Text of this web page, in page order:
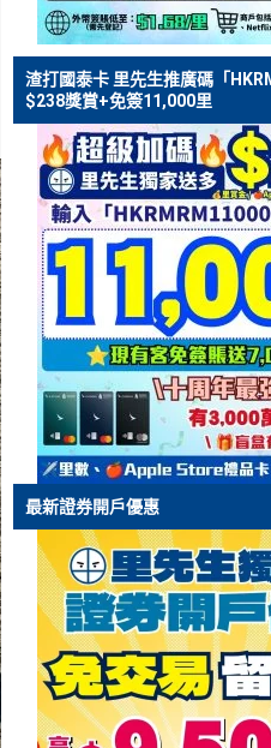
渣打國泰卡 里先生推廣碼「
$238獎賞+免簽11,000里
最新證券開戶優惠